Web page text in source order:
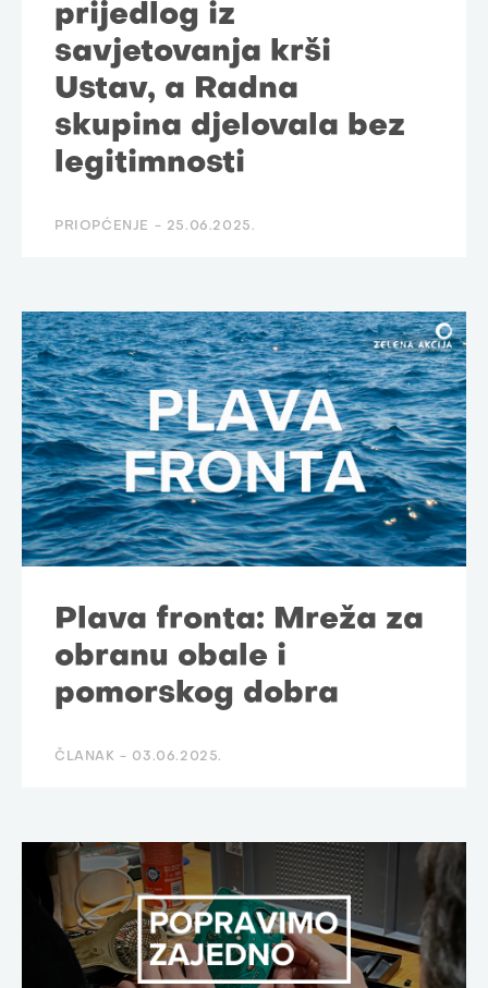
prijedlog iz
savjetovanja krši
Ustav, a Radna
skupina djelovala bez
legitimnosti
PRIOPĆENJE - 25.06.2025.
Plava fronta: Mreža za
obranu obale i
pomorskog dobra
ČLANAK - 03.06.2025.